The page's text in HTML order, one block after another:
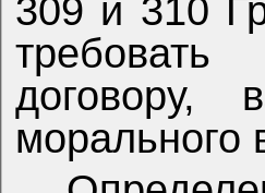
309 и 310
договору,
морального